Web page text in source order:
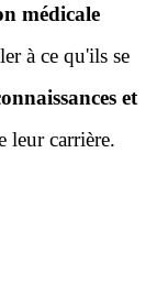
médicale
à ce qu'ils se
et
leur carrière.